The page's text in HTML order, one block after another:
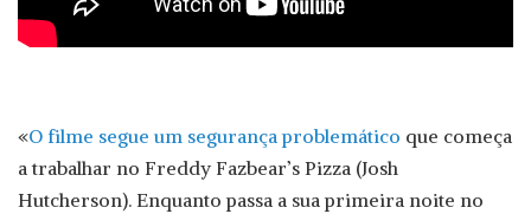
«O filme segue um segurança problemático que começa
a trabalhar no Freddy Fazbear’s Pizza (Josh
Hutcherson). Enquanto passa a sua primeira noite no